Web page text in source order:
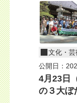
文化・
公開日：
4月23日
の３大